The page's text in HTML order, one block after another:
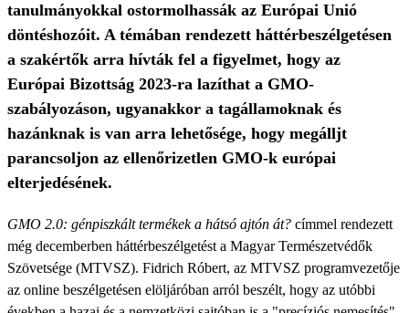
tanulmányokkal ostormolhassák az Európai Unió
döntéshozóit. A témában rendezett háttérbeszélgetésen
a szakértők arra hívták fel a figyelmet, hogy az
Európai Bizottság 2023-ra lazíthat a GMO-
szabályozáson, ugyanakkor a tagállamoknak és
hazánknak is van arra lehetősége, hogy megálljt
parancsoljon az ellenőrizetlen GMO-k európai
elterjedésének.
GMO 2.0: génpiszkált termékek a hátsó ajtón át? címmel rendezett
még decemberben háttérbeszélgetést a Magyar Természetvédők
Szövetsége (MTVSZ). Fidrich Róbert, az MTVSZ programvezetője
az online beszélgetésen elöljáróban arról beszélt, hogy az utóbbi